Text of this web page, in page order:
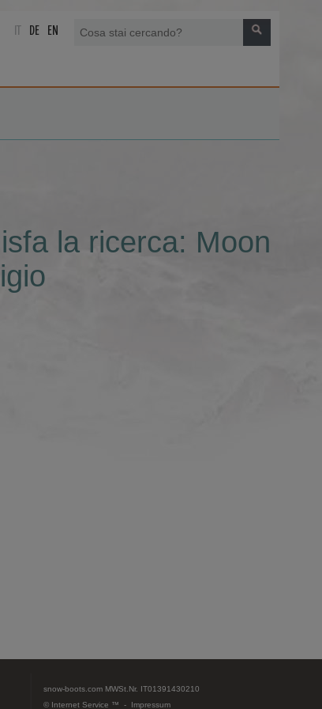
DE EN
la ricerca: Moon
snow-boots.com MWSt.Nr. IT01391430210
© Internet Service ™ - Impressum